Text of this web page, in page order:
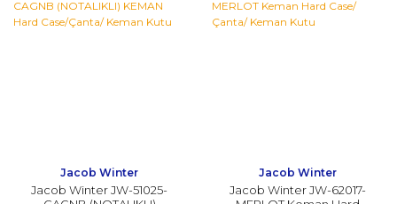
Jacob Winter
Jacob Winter JW-51025-
Jacob Winter
Jacob Winter JW-62017-